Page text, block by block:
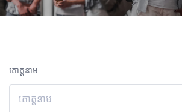
គោត្តនាម